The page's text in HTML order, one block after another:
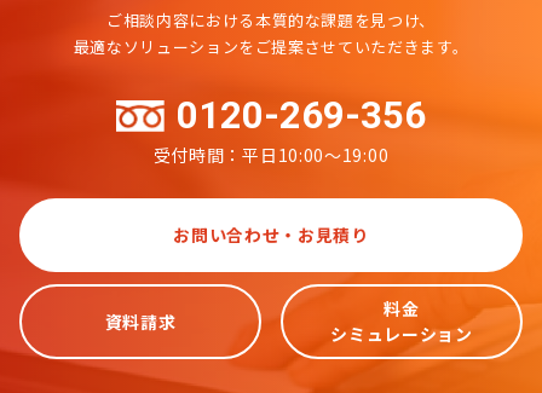
ご相談内容における本質的な課題を見つけ、
最適なソリューションをご提案させていただきます。
0120-269-356
受付時間：平日10:00～19:00
お問い合わせ・お見積り
資料請求
料金
シミュレーション